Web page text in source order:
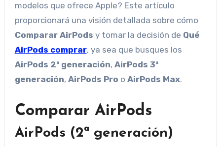
modelos que ofrece Apple? Este artículo
proporcionará una visión detallada sobre cómo
Comparar AirPods y tomar la decisión de Qué
AirPods comprar, ya sea que busques los
AirPods 2ª generación, AirPods 3ª
generación, AirPods Pro o AirPods Max.
Comparar AirPods
AirPods (2ª generación)